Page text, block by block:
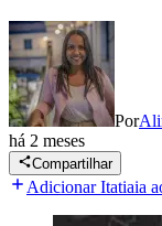
Por
há 2 meses
Compartilhar
Adicionar Itatiaia